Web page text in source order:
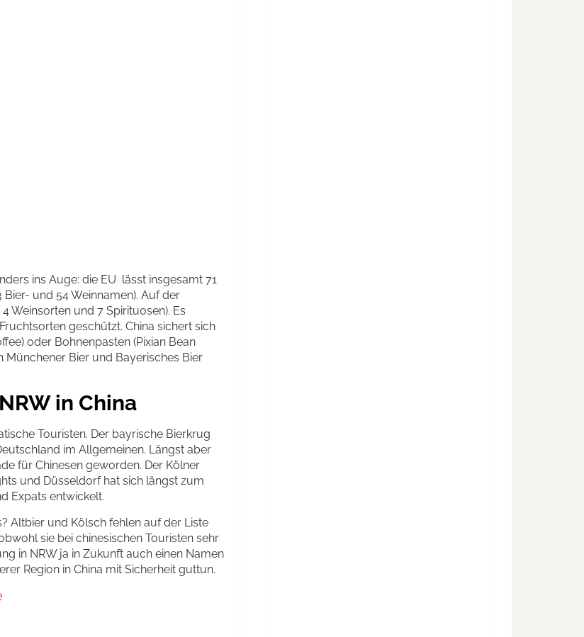
ins Auge: die EU lässt insgesamt 71
und 54 Weinnamen). Auf der
Weinsorten und 7 Spirituosen). Es
geschützt. China sichert sich
oder Bohnenpasten (Pixian Bean
Münchener Bier und Bayerisches Bier
in China
Touristen. Der bayrische Bierkrug
im Allgemeinen. Längst aber
für Chinesen geworden. Der Kölner
und Düsseldorf hat sich längst zum
Expats entwickelt.
Altbier und Kölsch fehlen auf der Liste
sie bei chinesischen Touristen sehr
in NRW ja in Zukunft auch einen Namen
Region in China mit Sicherheit guttun.